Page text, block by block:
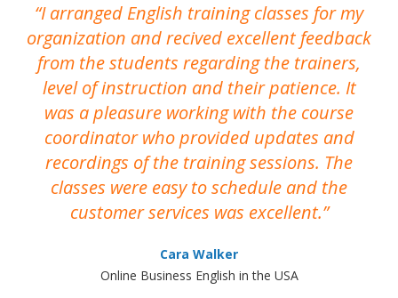
I arranged English training classes for my
organization and recived excellent feedback
from the students regarding the trainers,
level of instruction and their patience. It
was a pleasure working with the course
coordinator who provided updates and
recordings of the training sessions. The
classes were easy to schedule and the
customer services was excellent.
Cara Walker
Online Business English in the USA